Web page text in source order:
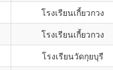
โรงเรียนเกี้ยวกวง
โรงเรียนเกี้ยวกวง
โรงเรียนวัดกุยบุรี